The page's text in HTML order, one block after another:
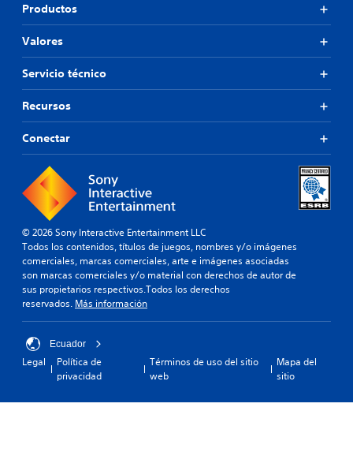
Productos
Valores
Servicio técnico
Recursos
Conectar
© 2026 Sony Interactive Entertainment LLC
Todos los contenidos, títulos de juegos, nombres y/o imágenes
comerciales, marcas comerciales, arte e imágenes asociadas
son marcas comerciales y/o material con derechos de autor de
sus propietarios respectivos.Todos los derechos
reservados. Más información
Ecuador
Legal
Política de
privacidad
Términos de uso del sitio
web
Mapa del
sitio